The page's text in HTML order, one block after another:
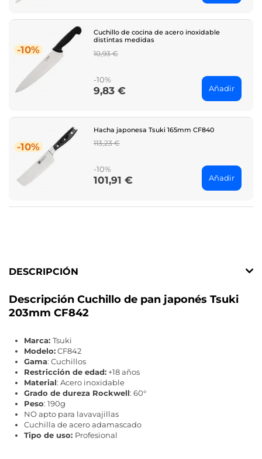
-10%
Cuchillo de cocina de acero inoxidable
distintas medidas
Regular
10,93 €
-10%
Price
9,83 € Añadir
-10%
Hacha japonesa Tsuki 165mm CF840
Regular
113,23 €
-10%
Price
101,91 € Añadir
DESCRIPCIÓN
Descripción Cuchillo de pan japonés Tsuki
203mm CF842
Marca: Tsuki
Modelo:CF842
Gama: Cuchillos
Restricción de edad: +18 años
Material: Acero inoxidable
Grado de dureza Rockwell: 60°
Peso: 190g
NO apto para lavavajillas
Cuchilla de acero adamascado
Tipo de uso: Profesional